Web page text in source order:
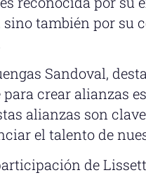
también por su
Sandoval,
crear alianzas
alianzas son
el talento de
de